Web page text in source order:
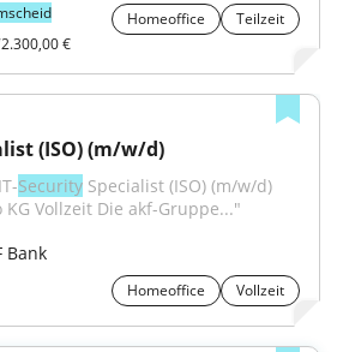
Homeoffice
Teilzeit
€
(ISO) (m/w/d)
Security Specialist (ISO) (m/w/d)
KG Vollzeit Die akf-Gruppe..."
Bank
Homeoffice Vollzeit